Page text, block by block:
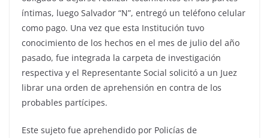
íntimas, luego Salvador “N”, entregó un teléfono celular
como pago. Una vez que esta Institución tuvo
conocimiento de los hechos en el mes de julio del año
pasado, fue integrada la carpeta de investigación
respectiva y el Representante Social solicitó a un Juez
librar una orden de aprehensión en contra de los
probables partícipes.
Este sujeto fue aprehendido por Policías de